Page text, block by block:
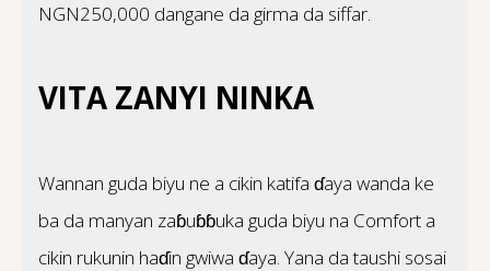
NGN250,000 dangane da girma da siffar.
VITA ZANYI NINKA
Wannan guda biyu ne a cikin katifa ɗaya wanda ke
ba da manyan zaɓuɓɓuka guda biyu na Comfort a
cikin rukunin haɗin gwiwa ɗaya. Yana da taushi sosai